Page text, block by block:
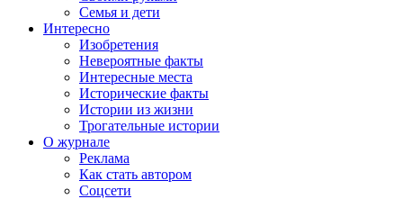
Семья и дети
Интересно
Изобретения
Невероятные факты
Интересные места
Исторические факты
Истории из жизни
Трогательные истории
О журнале
Реклама
Как стать автором
Соцсети